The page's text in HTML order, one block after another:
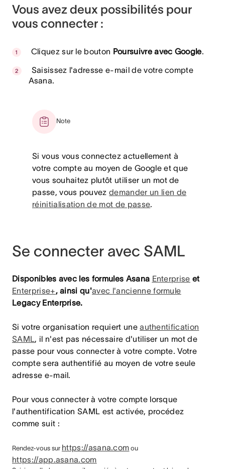
Vous avez deux possibilités pour
vous connecter :
Cliquez sur le bouton Poursuivre avec Google.
Saisissez l'adresse e-mail de votre compte
Asana.
Note
Si vous vous connectez actuellement à
votre compte au moyen de Google et que
vous souhaitez plutôt utiliser un mot de
passe, vous pouvezdemander un lien de
réinitialisation de mot de passe.
Se connecter avec SAML
Disponibles avec les formules Asana Enterprise et
Enterprise+, ainsi qu'avec l'ancienne formule
Legacy Enterprise.
Si votre organisation requiert uneauthentification
SAML, il n'est pas nécessaire d'utiliser un mot de
passe pour vous connecter à votre compte. Votre
compte sera authentifié au moyen de votre seule
adresse e-mail.
Pour vous connecter à votre compte lorsque
l'authentification SAML est activée, procédez
comme suit :
Rendez-vous sur https://asana.com ou
https://app.asana.com